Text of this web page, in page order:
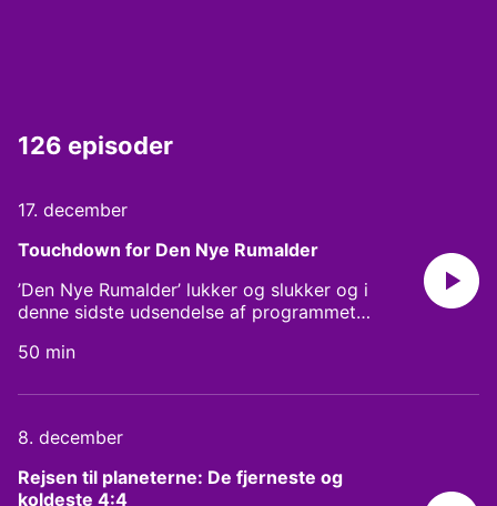
126 episoder
17. december
Touchdown for Den Nye Rumalder
’Den Nye Rumalder’ lukker og slukker og i
denne sidste udsendelse af programmet
sidste par års store overskrifter fra
Andreas Mogensen, som også var med i
og Michael Linden-Vørnle, chefkonsulent
på DTU Space.
50 min
8. december
Rejsen til planeterne: De fjerneste og
koldeste 4:4